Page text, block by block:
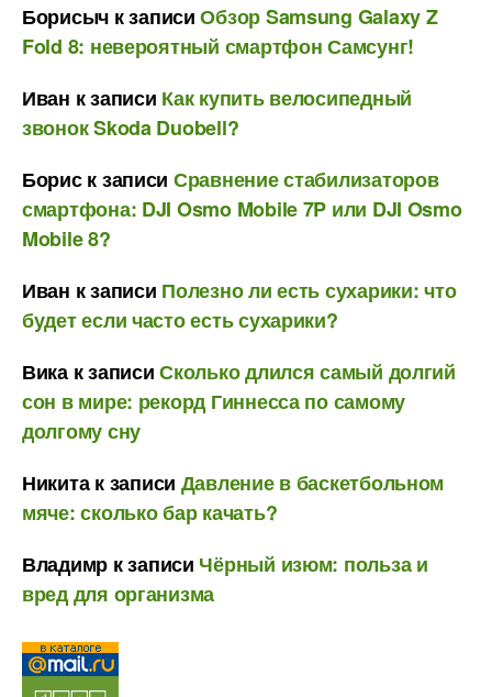
Борисыч к записиОбзор Samsung Galaxy Z
Fold 8: невероятный смартфон Самсунг!
Иван к записи Как купить велосипедный
звонок Skoda Duobell?
Бориск записи Сравнение стабилизаторов
смартфона: DJI Osmo Mobile 7P или DJI Osmo
Mobile 8?
Иван к записи Полезно ли есть сухарики: что
будет если часто есть сухарики?
Викак записиСколько длился самый долгий
сон в мире: рекорд Гиннесса по самому
долгому сну
Никитак записи Давление в баскетбольном
мяче: сколько бар качать?
Владимр к записи Чёрный изюм: польза и
вред для организма